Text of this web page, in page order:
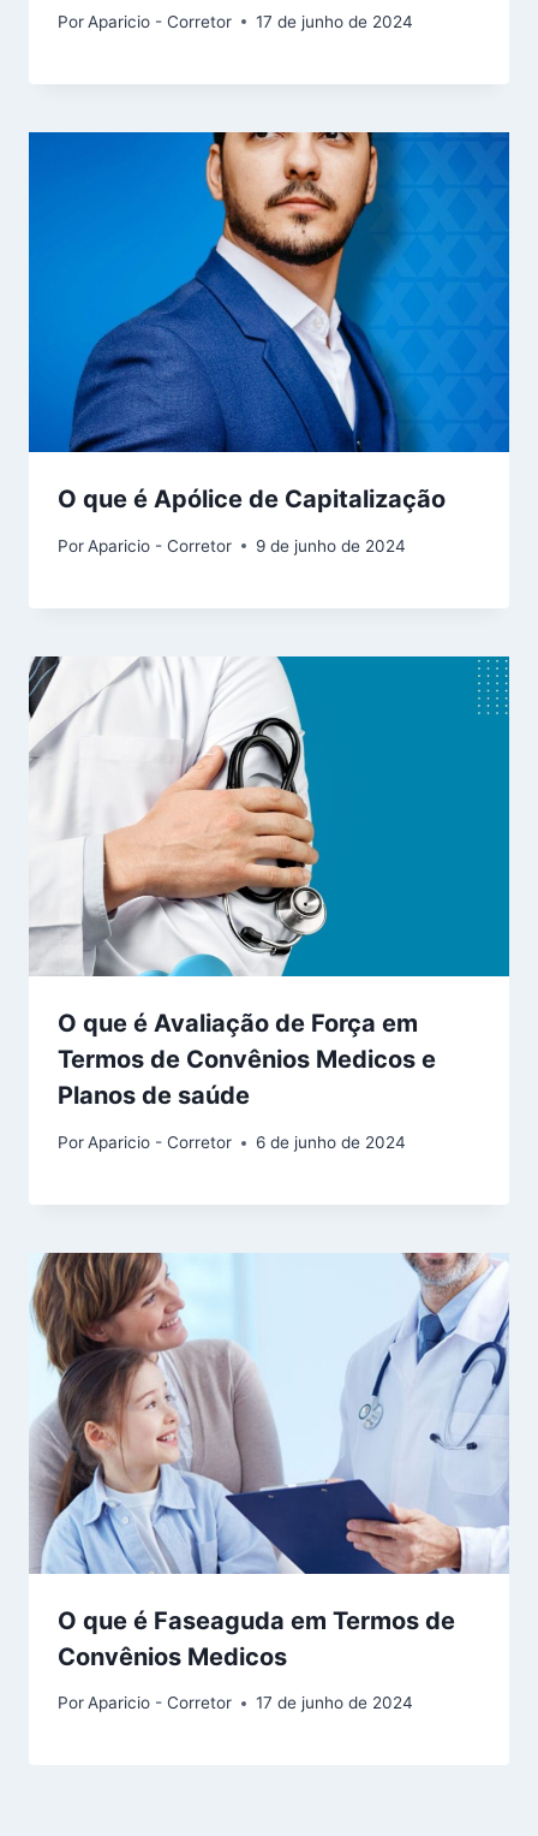
PorAparicio - Corretor 17 de junho de 2024
O que é Apólice de Capitalização
PorAparicio - Corretor 9 de junho de 2024
O que é Avaliação de Força em
Termos de Convênios Medicos e
Planos de saúde
PorAparicio - Corretor 6 de junho de 2024
O que é Faseaguda em Termos de
Convênios Medicos
PorAparicio - Corretor 17 de junho de 2024